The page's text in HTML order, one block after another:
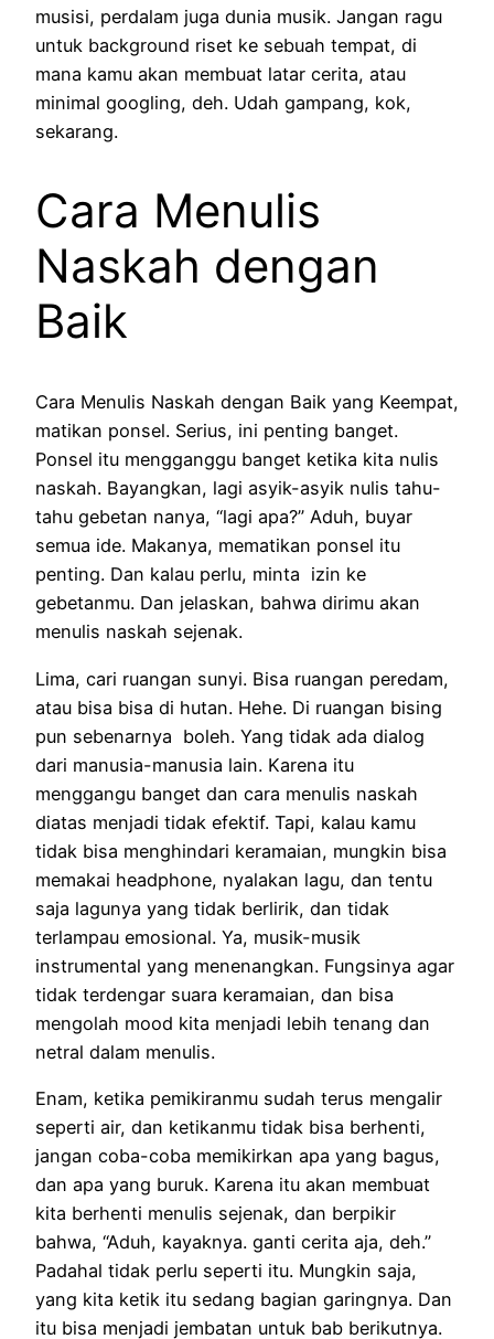
musisi, perdalam juga dunia musik. Jangan ragu
untuk background riset ke sebuah tempat, di
mana kamu akan membuat latar cerita, atau
minimal googling, deh. Udah gampang, kok,
sekarang.
Cara Menulis
Naskah dengan
Baik
Cara Menulis Naskah dengan Baik yang Keempat,
matikan ponsel. Serius, ini penting banget.
Ponsel itu mengganggu banget ketika kita nulis
naskah. Bayangkan, lagi asyik-asyik nulis tahu-
tahu gebetan nanya, “lagi apa?” Aduh, buyar
semua ide. Makanya, mematikan ponsel itu
penting. Dan kalau perlu, minta izin ke
gebetanmu. Dan jelaskan, bahwa dirimu akan
menulis naskah sejenak.
Lima, cari ruangan sunyi. Bisa ruangan peredam,
atau bisa bisa di hutan. Hehe. Di ruangan bising
pun sebenarnya boleh. Yang tidak ada dialog
dari manusia-manusia lain. Karena itu
menggangu banget dan cara menulis naskah
diatas menjadi tidak efektif. Tapi, kalau kamu
tidak bisa menghindari keramaian, mungkin bisa
memakai headphone, nyalakan lagu, dan tentu
saja lagunya yang tidak berlirik, dan tidak
terlampau emosional. Ya, musik-musik
instrumental yang menenangkan. Fungsinya agar
tidak terdengar suara keramaian, dan bisa
mengolah mood kita menjadi lebih tenang dan
netral dalam menulis.
Enam, ketika pemikiranmu sudah terus mengalir
seperti air, dan ketikanmu tidak bisa berhenti,
jangan coba-coba memikirkan apa yang bagus,
dan apa yang buruk. Karena itu akan membuat
kita berhenti menulis sejenak, dan berpikir
bahwa, “Aduh, kayaknya. ganti cerita aja, deh.”
Padahal tidak perlu seperti itu. Mungkin saja,
yang kita ketik itu sedang bagian garingnya. Dan
itu bisa menjadi jembatan untuk bab berikutnya.